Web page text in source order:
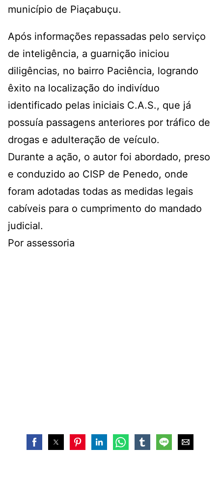
município de Piaçabuçu.
Após informações repassadas pelo serviço
de inteligência, a guarnição iniciou
diligências, no bairro Paciência, logrando
êxito na localização do indivíduo
identificado pelas iniciais C.A.S., que já
possuía passagens anteriores por tráfico de
drogas e adulteração de veículo.
Durante a ação, o autor foi abordado, preso
e conduzido ao CISP de Penedo, onde
foram adotadas todas as medidas legais
cabíveis para o cumprimento do mandado
judicial.
Por assessoria